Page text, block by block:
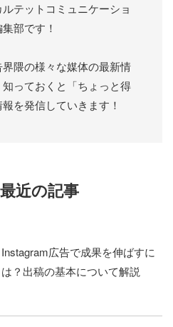
テットコミュニケーショ
部です！
隈の様々な媒体の最新情
っておくと「ちょっと得
を発信していきます！
近の記事
Instagram広告で成果を伸ばすに
は？出稿の基本について解説